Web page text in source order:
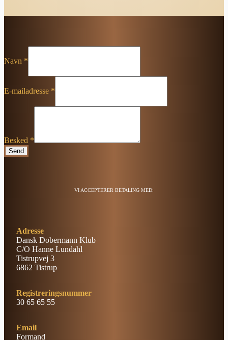
Navn *
E-mailadresse *
Besked *
Send
VI ACCEPTERER BETALING MED:
Adresse
Dansk Dobermann Klub
C/O Hanne Lundahl
Tistrupvej 3
6862 Tistrup
Registreringsnummer
30 65 65 55
Email
Formand